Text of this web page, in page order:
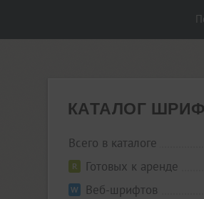
КАТАЛОГ
Всего в каталоге
Готовых к аренде
Веб-шрифтов